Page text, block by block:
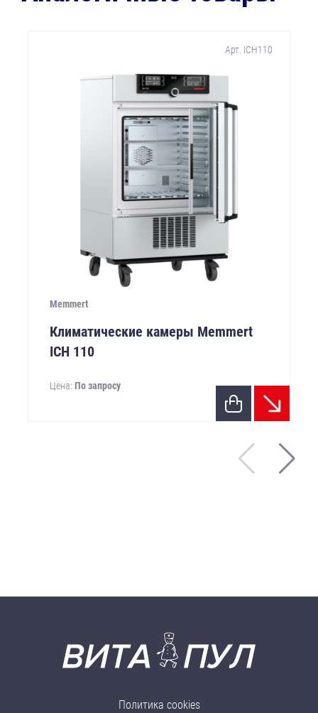
Арт. ICH110
Memmert
Климатические камеры Memmert
ICH 110
Цена: По запросу
Политика cookies